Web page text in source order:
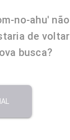
no-ahu' não
de voltar
busca?